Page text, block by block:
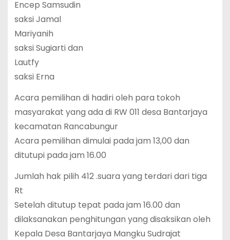
Encep Samsudin
saksi Jamal
Mariyanih
saksi Sugiarti dan
Lautfy
saksi Erna
Acara pemilihan di hadiri oleh para tokoh
masyarakat yang ada di RW 011 desa Bantarjaya
kecamatan Rancabungur
Acara pemilihan dimulai pada jam 13,00 dan
ditutupi pada jam 16.00
Jumlah hak pilih 412 .suara yang terdari dari tiga
Rt
Setelah ditutup tepat pada jam 16.00 dan
dilaksanakan penghitungan yang disaksikan oleh
Kepala Desa Bantarjaya Mangku Sudrajat